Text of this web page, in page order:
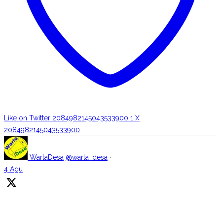
Like on Twitter 2084982145043533900 1 X
2084982145043533900
WartaDesa @warta_desa ·
4 Agu